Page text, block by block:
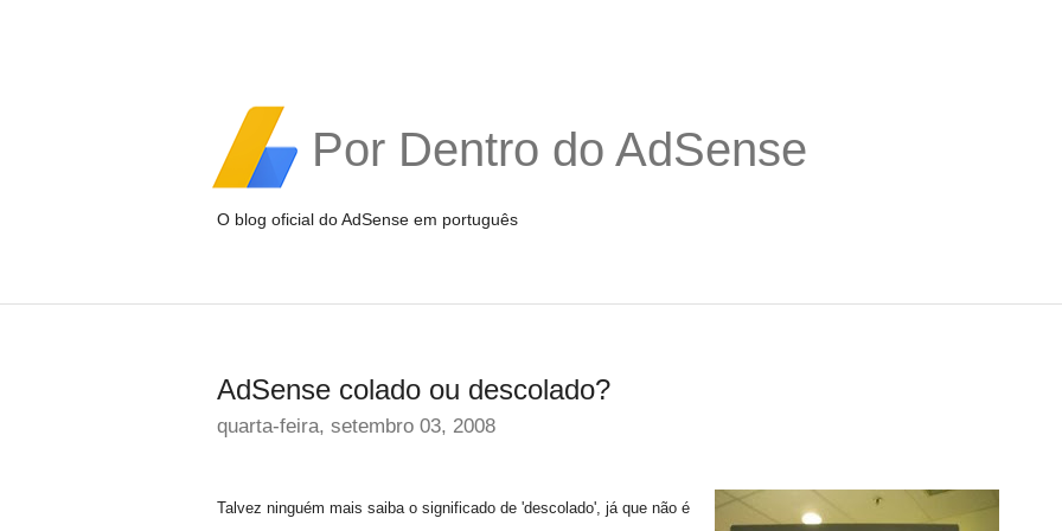
Por Dentro do AdSense
O blog oficial do AdSense em português
AdSense colado ou descolado?
quarta-feira, setembro 03, 2008
Talvez ninguém mais saiba o significado de 'descolado', já que não é